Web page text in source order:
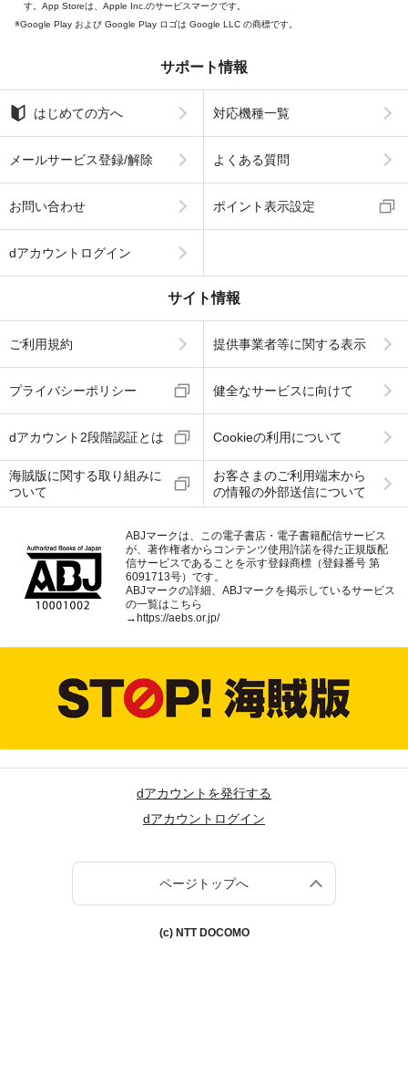
す。App Storeは、Apple Inc.のサービスマークです。
Google Play および Google Play ロゴは Google LLC の商標です。
サポート情報
はじめての方へ 対応機種一覧
メールサービス登録/解除 よくある質問
お問い合わせ ポイント表示設定
dアカウントログイン
サイト情報
ご利用規約 提供事業者等に関する表示
プライバシーポリシー 健全なサービスに向けて
dアカウント2段階認証とは Cookieの利用について
海賊版に関する取り組みに
ついて
お客さまのご利用端末から
の情報の外部送信について
ABJマークは、この電子書店・電子書籍配信サービス
が、著作権者からコンテンツ使用許諾を得た正規版配
信サービスであることを示す登録商標（登録番号 第
6091713号）です。
ABJマークの詳細、ABJマークを掲示しているサービス
の一覧はこちら
→ https://aebs.or.jp/
dアカウントを発行する
dアカウントログイン
ページトップへ
(c) NTT DOCOMO